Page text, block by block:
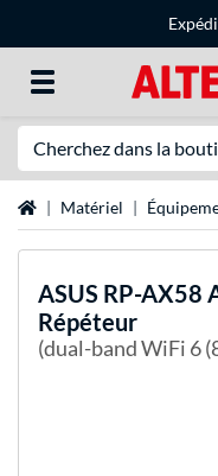
Page d'accueil
Matériel
ASUS RP-AX58
Répéteur
(dual-band WiFi 6